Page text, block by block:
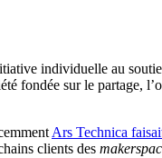
individuelle au
fondée sur le partage,
Ars Technica
clients des